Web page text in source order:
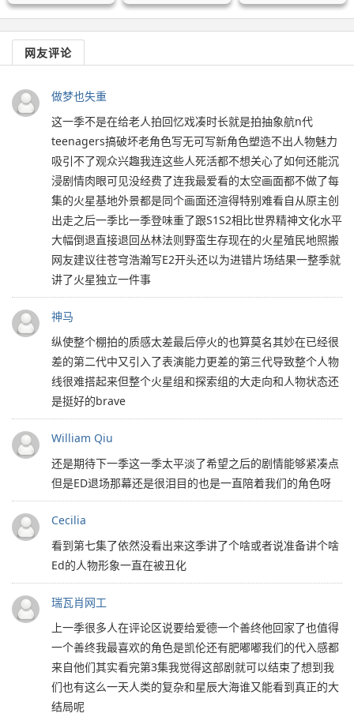
网友评论
做梦也失重
这一季不是在给老人拍回忆戏凑时长就是拍抽象航n代
teenagers搞破坏老角色写无可写新角色塑造不出人物魅力
吸引不了观众兴趣我连这些人死活都不想关心了如何还能沉
浸剧情肉眼可见没经费了连我最爱看的太空画面都不做了每
集的火星基地外景都是同个画面还渲得特别难看自从原主创
出走之后一季比一季登味重了跟S1S2相比世界精神文化水平
大幅倒退直接退回丛林法则野蛮生存现在的火星殖民地照搬
网友建议往苍穹浩瀚写E2开头还以为进错片场结果一整季就
讲了火星独立一件事
神马
纵使整个棚拍的质感太差最后停火的也算莫名其妙在已经很
差的第二代中又引入了表演能力更差的第三代导致整个人物
线很难搭起来但整个火星组和探索组的大走向和人物状态还
是挺好的brave
William Qiu
还是期待下一季这一季太平淡了希望之后的剧情能够紧凑点
但是ED退场那幕还是很泪目的也是一直陪着我们的角色呀
Cecilia
看到第七集了依然没看出来这季讲了个啥或者说准备讲个啥
Ed的人物形象一直在被丑化
瑞瓦肖网工
上一季很多人在评论区说要给爱德一个善终他回家了也值得
一个善终我最喜欢的角色是凯伦还有肥嘟嘟我们的代入感都
来自他们其实看完第3集我觉得这部剧就可以结束了想到我
们也有这么一天人类的复杂和星辰大海谁又能看到真正的大
结局呢